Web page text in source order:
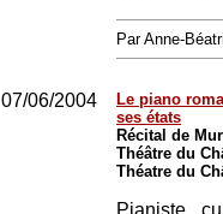
Par Anne-
07/06/2004
Le piano
ses états
Récital de
Théâtre du
Théatre du
Pianiste